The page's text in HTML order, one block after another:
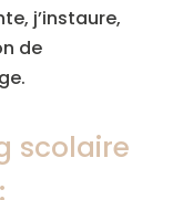
j’instaure,
de
scolaire